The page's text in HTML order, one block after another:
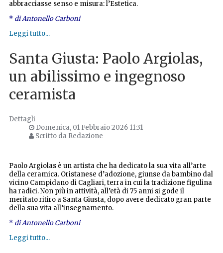
abbracciasse senso e misura: l’Estetica.
* di Antonello Carboni
Leggi tutto...
Santa Giusta: Paolo Argiolas,
un abilissimo e ingegnoso
ceramista
Dettagli
Domenica, 01 Febbraio 2026 11:31
Scritto da Redazione
Paolo Argiolas è un artista che ha dedicato la sua vita all’arte
della ceramica. Oristanese d’adozione, giunse da bambino dal
vicino Campidano di Cagliari, terra in cui la tradizione figulina
ha radici. Non più in attività, all’età di 75 anni si gode il
meritato ritiro a Santa Giusta, dopo avere dedicato gran parte
della sua vita all’insegnamento.
* di Antonello Carboni
Leggi tutto...